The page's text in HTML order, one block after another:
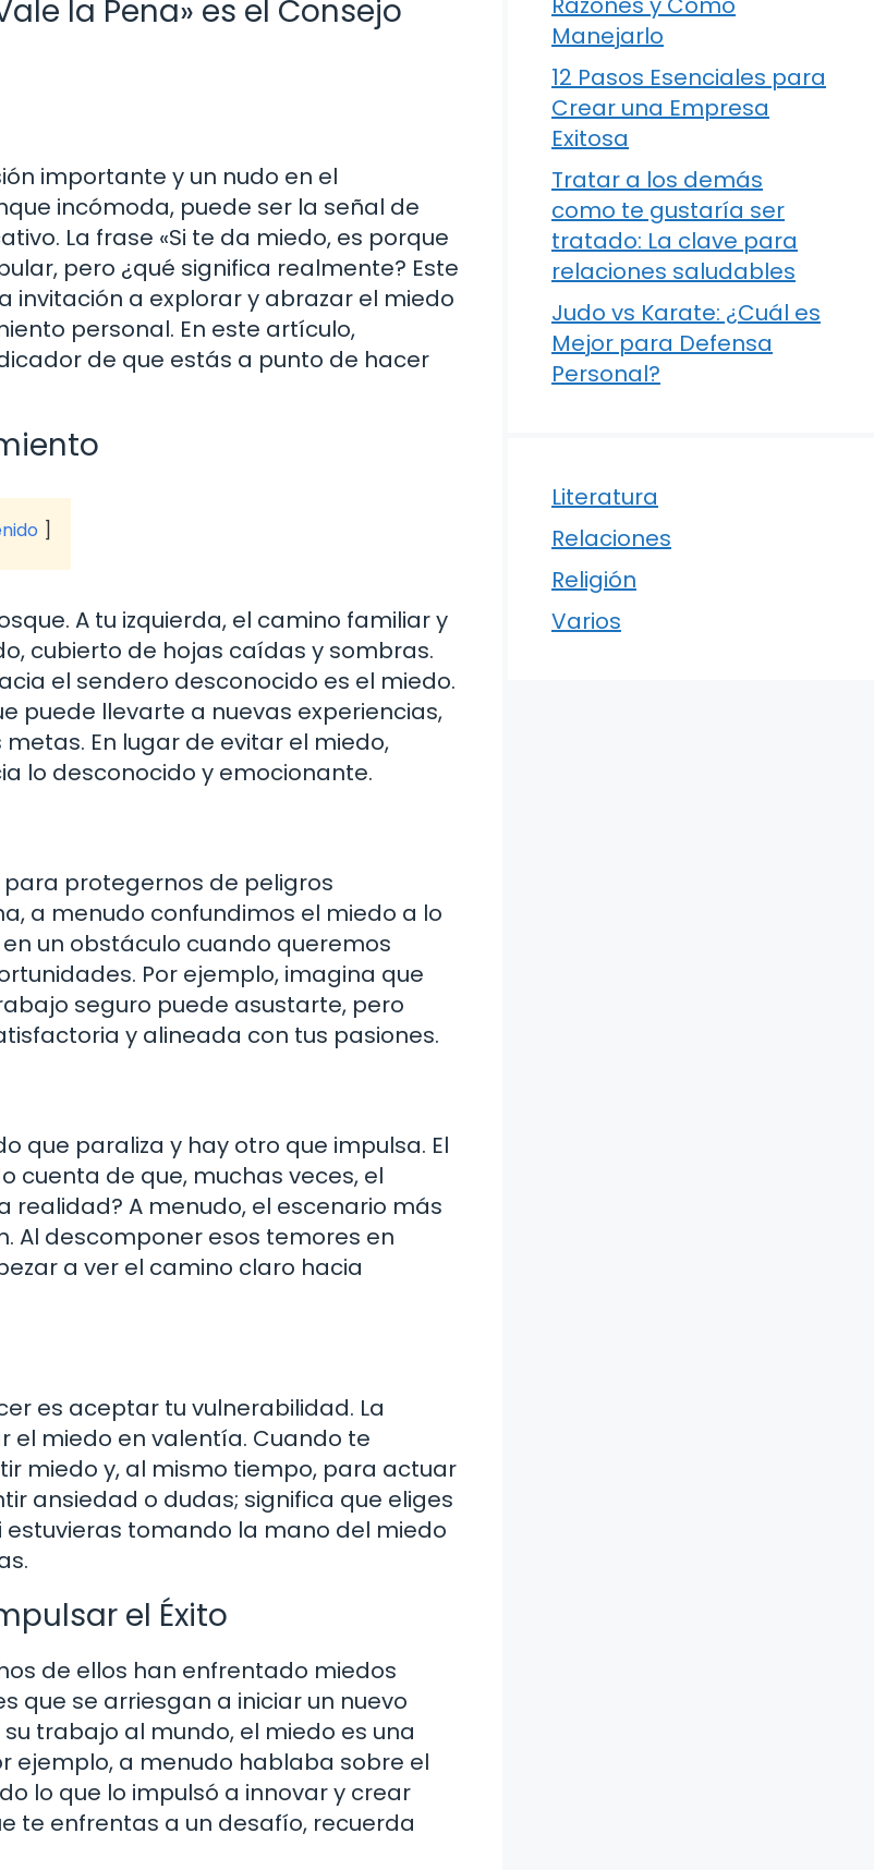
la Pena» es el Consejo
importante y un nudo en el
incómoda, puede ser la señal de
La frase «Si te da miedo, es porque
pero ¿qué significa realmente? Este
invitación a explorar y abrazar el miedo
personal. En este artículo,
de que estás a punto de hacer
A tu izquierda, el camino familiar y
cubierto de hojas caídas y sombras.
el sendero desconocido es el miedo.
puede llevarte a nuevas experiencias,
En lugar de evitar el miedo,
lo desconocido y emocionante.
para protegernos de peligros
a menudo confundimos el miedo a lo
un obstáculo cuando queremos
Por ejemplo, imagina que
seguro puede asustarte, pero
y alineada con tus pasiones.
que paraliza y hay otro que impulsa. El
cuenta de que, muchas veces, el
A menudo, el escenario más
Al descomponer esos temores en
a ver el camino claro hacia
es aceptar tu vulnerabilidad. La
miedo en valentía. Cuando te
miedo y, al mismo tiempo, para actuar
ansiedad o dudas; significa que eliges
estuvieras tomando la mano del miedo
el Éxito
de ellos han enfrentado miedos
que se arriesgan a iniciar un nuevo
trabajo al mundo, el miedo es una
ejemplo, a menudo hablaba sobre el
lo que lo impulsó a innovar y crear
te enfrentas a un desafío, recuerda
Manejarlo
12 Pasos Esenciales para
Crear una Empresa
Exitosa
Tratar a los demás
como te gustaría ser
tratado: La clave para
relaciones saludables
Judo vs Karate: ¿Cuál es
Mejor para Defensa
Personal?
Literatura
Relaciones
Religión
Varios